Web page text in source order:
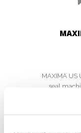
MAXIMA US
seal